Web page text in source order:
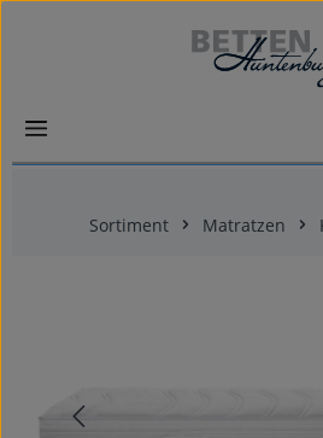
Zum Hauptinhalt springen
Sortiment Matratzen